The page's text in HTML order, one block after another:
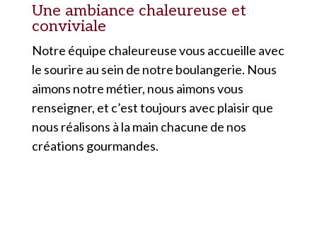
Une ambiance chaleureuse et
conviviale
Notre équipe chaleureuse vous accueille avec
le sourire au sein de notre boulangerie. Nous
aimons notre métier, nous aimons vous
renseigner, et c’est toujours avec plaisir que
nous réalisons à la main chacune de nos
créations gourmandes.